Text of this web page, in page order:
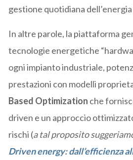
gestione quotidiana dell’energia
In altre parole, la piattaforma
tecnologie energetiche
ogni impianto industriale,
prestazioni con modelli
Based Optimization che
driven e un approccio
rischi (a tal proposito
Driven energy: dall’efficienza